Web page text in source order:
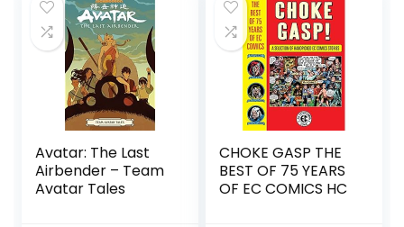
Avatar: The Last
Airbender – Team
Avatar Tales
CHOKE GASP THE
BEST OF 75 YEARS
OF EC COMICS HC